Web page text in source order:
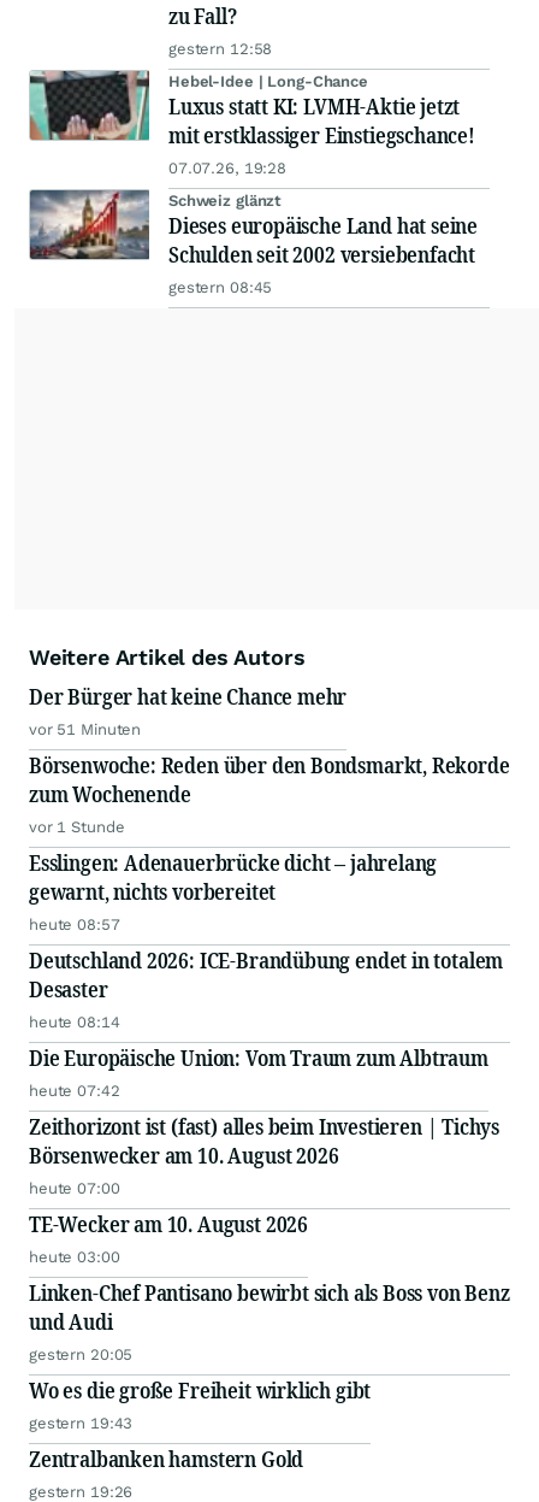
zu Fall?
gestern 12:58
Hebel-Idee | Long-Chance
Luxus statt KI: LVMH-Aktie jetzt
mit erstklassiger Einstiegschance!
07.07.26, 19:28
Schweiz glänzt
Dieses europäische Land hat seine
Schulden seit 2002 versiebenfacht
gestern 08:45
Weitere Artikel des Autors
Der Bürger hat keine Chance mehr
vor 51 Minuten
Börsenwoche: Reden über den Bondsmarkt, Rekorde
zum Wochenende
vor 1 Stunde
Esslingen: Adenauerbrücke dicht – jahrelang
gewarnt, nichts vorbereitet
heute 08:57
Deutschland 2026: ICE-Brandübung endet in totalem
Desaster
heute 08:14
Die Europäische Union: Vom Traum zum Albtraum
heute 07:42
Zeithorizont ist (fast) alles beim Investieren | Tichys
Börsenwecker am 10. August 2026
heute 07:00
TE-Wecker am 10. August 2026
heute 03:00
Linken-Chef Pantisano bewirbt sich als Boss von Benz
und Audi
gestern 20:05
Wo es die große Freiheit wirklich gibt
gestern 19:43
Zentralbanken hamstern Gold
gestern 19:26